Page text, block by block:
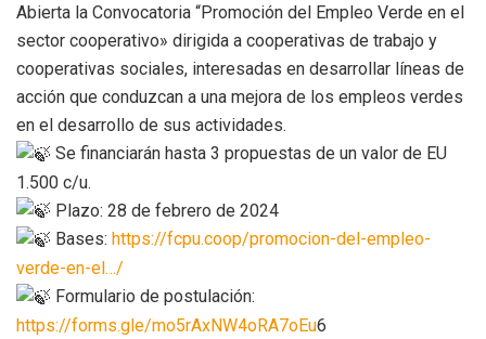
Abierta la Convocatoria “Promoción del Empleo Verde en el
sector cooperativo» dirigida a cooperativas de trabajo y
cooperativas sociales, interesadas en desarrollar líneas de
acción que conduzcan a una mejora de los empleos verdes
en el desarrollo de sus actividades.
Se financiarán hasta 3 propuestas de un valor de EU
1.500 c/u.
Plazo: 28 de febrero de 2024
Bases: https://fcpu.coop/promocion-del-empleo-
verde-en-el…/
Formulario de postulación:
https://forms.gle/mo5rAxNW4oRA7oEu6